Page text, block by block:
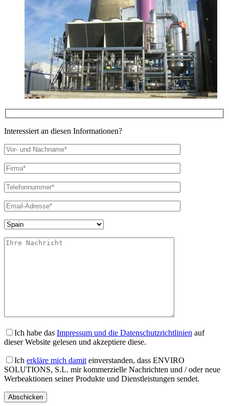
Interessiert an diesen Informationen?
Ich habe das Impressum und die Datenschutzrichtlinien auf
dieser Website gelesen und akzeptiere diese.
Ich erkläre mich damiteinverstanden, dass ENVIRO
SOLUTIONS, S.L. mir kommerzielle Nachrichten und / oder neue
Werbeaktionen seiner Produkte und Dienstleistungen sendet.